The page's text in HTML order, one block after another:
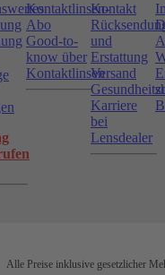
Kontaktlinsen-
Abo
Good-to-
know über
Kontaktlinsen
Kontakt
und
Erstattung
Versand
Karriere
bei
Lensdealer
Alle Preise inklusive gesetzlicher